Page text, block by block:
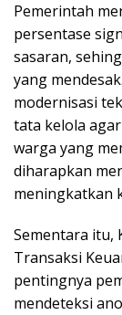
Pemerintah
persentase
sasaran,
yang
modernisasi
tata kelola
warga yang
diharapkan
meningkatkan
Sementara itu,
Transaksi
pentingnya
mendeteksi